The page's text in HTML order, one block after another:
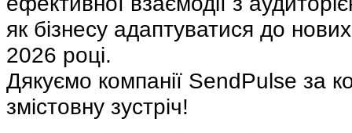
як бізнесу адаптуватися до
2026 році.
Дякуємо компанії SendPulse за
змістовну зустріч!